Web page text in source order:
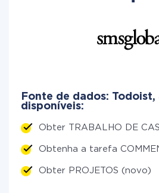
Fonte de dados: Todoist,
disponíveis:
Obter TRABALHO DE
Obtenha a tarefa
Obter PROJETOS (novo)